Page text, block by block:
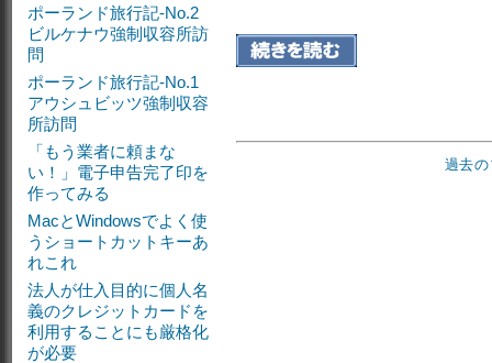
過去
ポーランド旅行記-No.2
ビルケナウ強制収容所訪
問
ポーランド旅行記-No.1
アウシュビッツ強制収容
所訪問
「もう業者に頼まな
い！」電子申告完了印を
作ってみる
MacとWindowsでよく使
うショートカットキーあ
れこれ
法人が仕入目的に個人名
義のクレジットカードを
利用することにも厳格化
が必要